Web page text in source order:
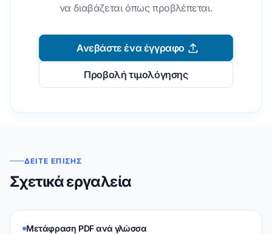
να διαβάζεται όπως προβλέπεται.
Ανεβάστε ένα έγγραφο
Προβολή τιμολόγησης
ΔΕΊΤΕ ΕΠΊΣΗΣ
Σχετικά εργαλεία
Μετάφραση PDF ανά γλώσσα